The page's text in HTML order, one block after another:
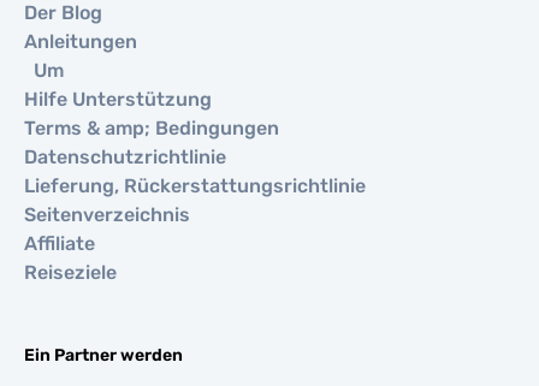
Der Blog
Anleitungen
Um
Hilfe Unterstützung
Terms & amp; Bedingungen
Datenschutzrichtlinie
Lieferung, Rückerstattungsrichtlinie
Seitenverzeichnis
Affiliate
Reiseziele
Ein Partner werden